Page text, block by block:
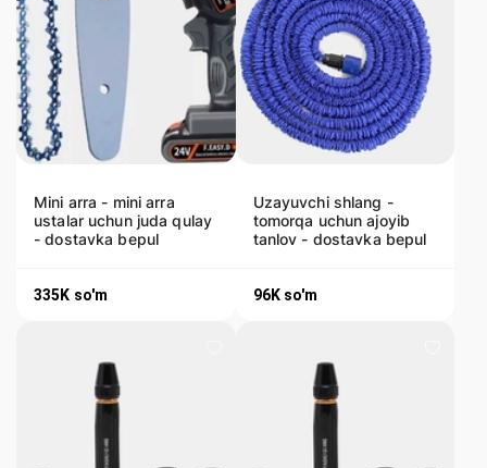
Mini arra - mini arra
ustalar uchun juda qulay
- dostavka bepul
335K so'm
Uzayuvchi shlang -
tomorqa uchun ajoyib
tanlov - dostavka bepul
96K so'm